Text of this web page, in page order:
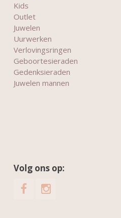
Kids
Outlet
Juwelen
Uurwerken
Verlovingsringen
Geboortesieraden
Gedenksieraden
Juwelen mannen
Volg ons op: